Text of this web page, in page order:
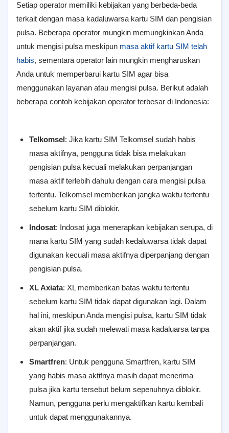
Setiap operator memiliki kebijakan yang berbeda-beda
terkait dengan masa kadaluwarsa kartu SIM dan pengisian
pulsa. Beberapa operator mungkin memungkinkan Anda
untuk mengisi pulsa meskipun masa aktif kartu SIM telah
habis, sementara operator lain mungkin mengharuskan
Anda untuk memperbarui kartu SIM agar bisa
menggunakan layanan atau mengisi pulsa. Berikut adalah
beberapa contoh kebijakan operator terbesar di Indonesia:
Telkomsel: Jika kartu SIM Telkomsel sudah habis
masa aktifnya, pengguna tidak bisa melakukan
pengisian pulsa kecuali melakukan perpanjangan
masa aktif terlebih dahulu dengan cara mengisi pulsa
tertentu. Telkomsel memberikan jangka waktu tertentu
sebelum kartu SIM diblokir.
Indosat: Indosat juga menerapkan kebijakan serupa, di
mana kartu SIM yang sudah kedaluwarsa tidak dapat
digunakan kecuali masa aktifnya diperpanjang dengan
pengisian pulsa.
XL Axiata: XL memberikan batas waktu tertentu
sebelum kartu SIM tidak dapat digunakan lagi. Dalam
hal ini, meskipun Anda mengisi pulsa, kartu SIM tidak
akan aktif jika sudah melewati masa kadaluarsa tanpa
perpanjangan.
Smartfren: Untuk pengguna Smartfren, kartu SIM
yang habis masa aktifnya masih dapat menerima
pulsa jika kartu tersebut belum sepenuhnya diblokir.
Namun, pengguna perlu mengaktifkan kartu kembali
untuk dapat menggunakannya.